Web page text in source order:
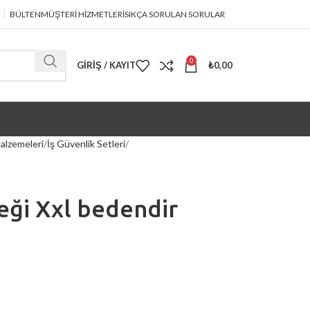
BÜLTENMÜŞTERİ HİZMETLERİSIKÇA SORULAN SORULAR
GIRIŞ / KAYIT 0 ₺0,00
İş Güvenlik Setleri
Xxl bedendir